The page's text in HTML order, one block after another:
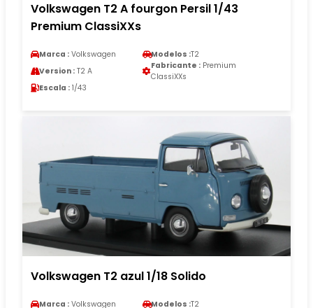
Volkswagen T2 A fourgon Persil 1/43
Premium ClassiXXs
Marca : Volkswagen Modelos :T2
Version : T2 A
Fabricante : Premium
ClassiXXs
Escala : 1/43
Volkswagen T2 azul 1/18 Solido
Marca : Volkswagen Modelos :T2